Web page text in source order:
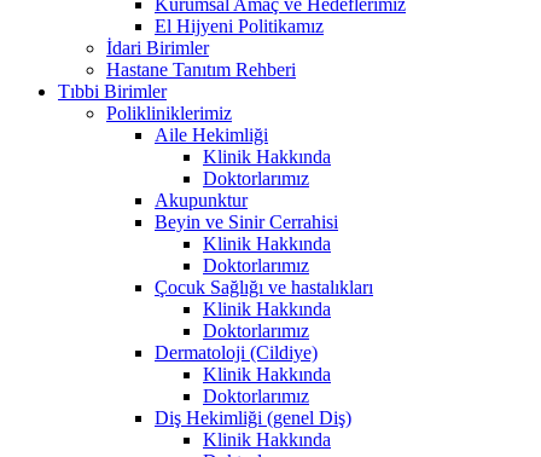
El Hijyeni Politikamız
İdari Birimler
Hastane Tanıtım Rehberi
Tıbbi Birimler
Polikliniklerimiz
Aile Hekimliği
Klinik Hakkında
Doktorlarımız
Akupunktur
Beyin ve Sinir Cerrahisi
Klinik Hakkında
Doktorlarımız
Çocuk Sağlığı ve hastalıkları
Klinik Hakkında
Doktorlarımız
Dermatoloji (Cildiye)
Klinik Hakkında
Doktorlarımız
Diş Hekimliği (genel Diş)
Klinik Hakkında